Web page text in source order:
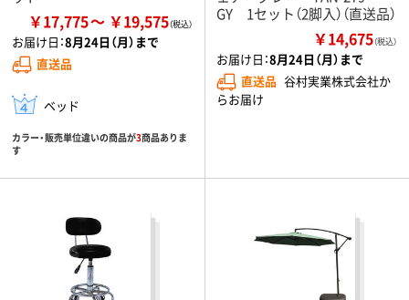
￥17,775 ￥19,575
お届け日：8月24日（月）まで
直送品
ベッド
カラー・販売単位違いの商品が3商品ありま
す
GY 1セット（2脚入）（直送品）
￥14,675（税込）
お届け日：8月24日（月）まで
直送品 谷村実業株式会社か
らお届け